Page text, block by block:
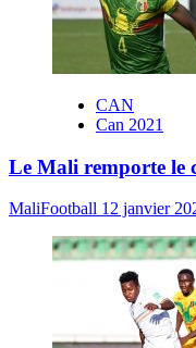
CAN
Can 2021
Le Mali remporte le
MaliFootball 12 janvier